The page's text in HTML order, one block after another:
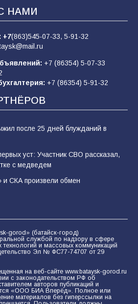
не возьмёшь»: почему
до последнего: герой
НАМИ
+7(863)545-07-33, 5-91-32
+7 (86354) 5-07-33
+7 (86354) 5-91-32
после 25 дней блужданий в
уст: Участник СВО рассказал,
с медведем
и СКА произвели обмен
gorod» (батайск-город)
службой по надзору в сфере
и массовых коммуникаций
Эл № ФС77-74707 от 29
на веб-сайте www.bataysk-gorod.ru
с законодательством РФ об
авторов публикаций и
«ООО БИА Вперёд». Полное или
материалов без гиперссылки на